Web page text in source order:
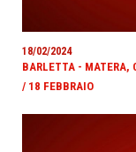
18/02/2024
BARLETTA - MATERA,
/ 18 FEBBRAIO